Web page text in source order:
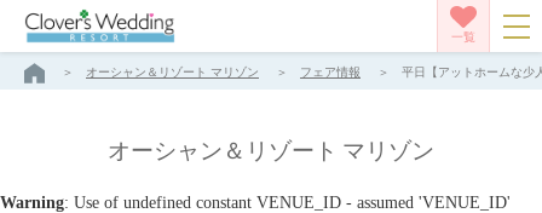
一覧
オーシャン＆リゾート マリゾン フェア情報 平日【アットホームな少
オーシャン＆リゾート マリゾン
Warning: Use of undefined constant VENUE_ID - assumed 'VENUE_ID'